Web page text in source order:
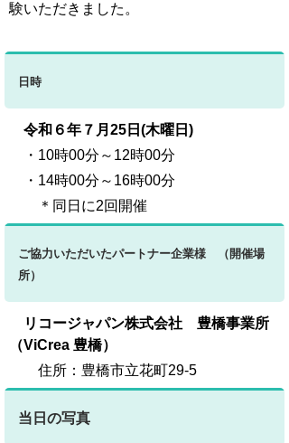
験いただきました。
日時
令和６年７月25日(木曜日)
・10時00分～12時00分
・14時00分～16時00分
＊同日に2回開催
ご協力いただいたパートナー企業様 （開催場
所）
リコージャパン株式会社 豊橋事業所
（ViCrea 豊橋）
住所：豊橋市立花町29-5
当日の写真